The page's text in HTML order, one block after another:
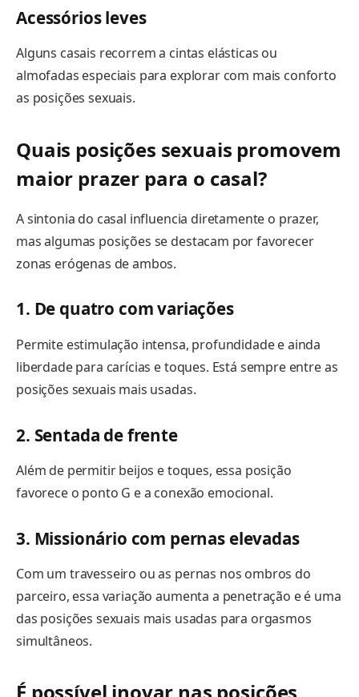
Acessórios leves
Alguns casais recorrem a cintas elásticas ou
almofadas especiais para explorar com mais conforto
as posições sexuais.
Quais posições sexuais promovem
maior prazer para o casal?
A sintonia do casal influencia diretamente o prazer,
mas algumas posições se destacam por favorecer
zonas erógenas de ambos.
1. De quatro com variações
Permite estimulação intensa, profundidade e ainda
liberdade para carícias e toques. Está sempre entre as
posições sexuais mais usadas.
2. Sentada de frente
Além de permitir beijos e toques, essa posição
favorece o ponto G e a conexão emocional.
3. Missionário com pernas elevadas
Com um travesseiro ou as pernas nos ombros do
parceiro, essa variação aumenta a penetração e é uma
das posições sexuais mais usadas para orgasmos
simultâneos.